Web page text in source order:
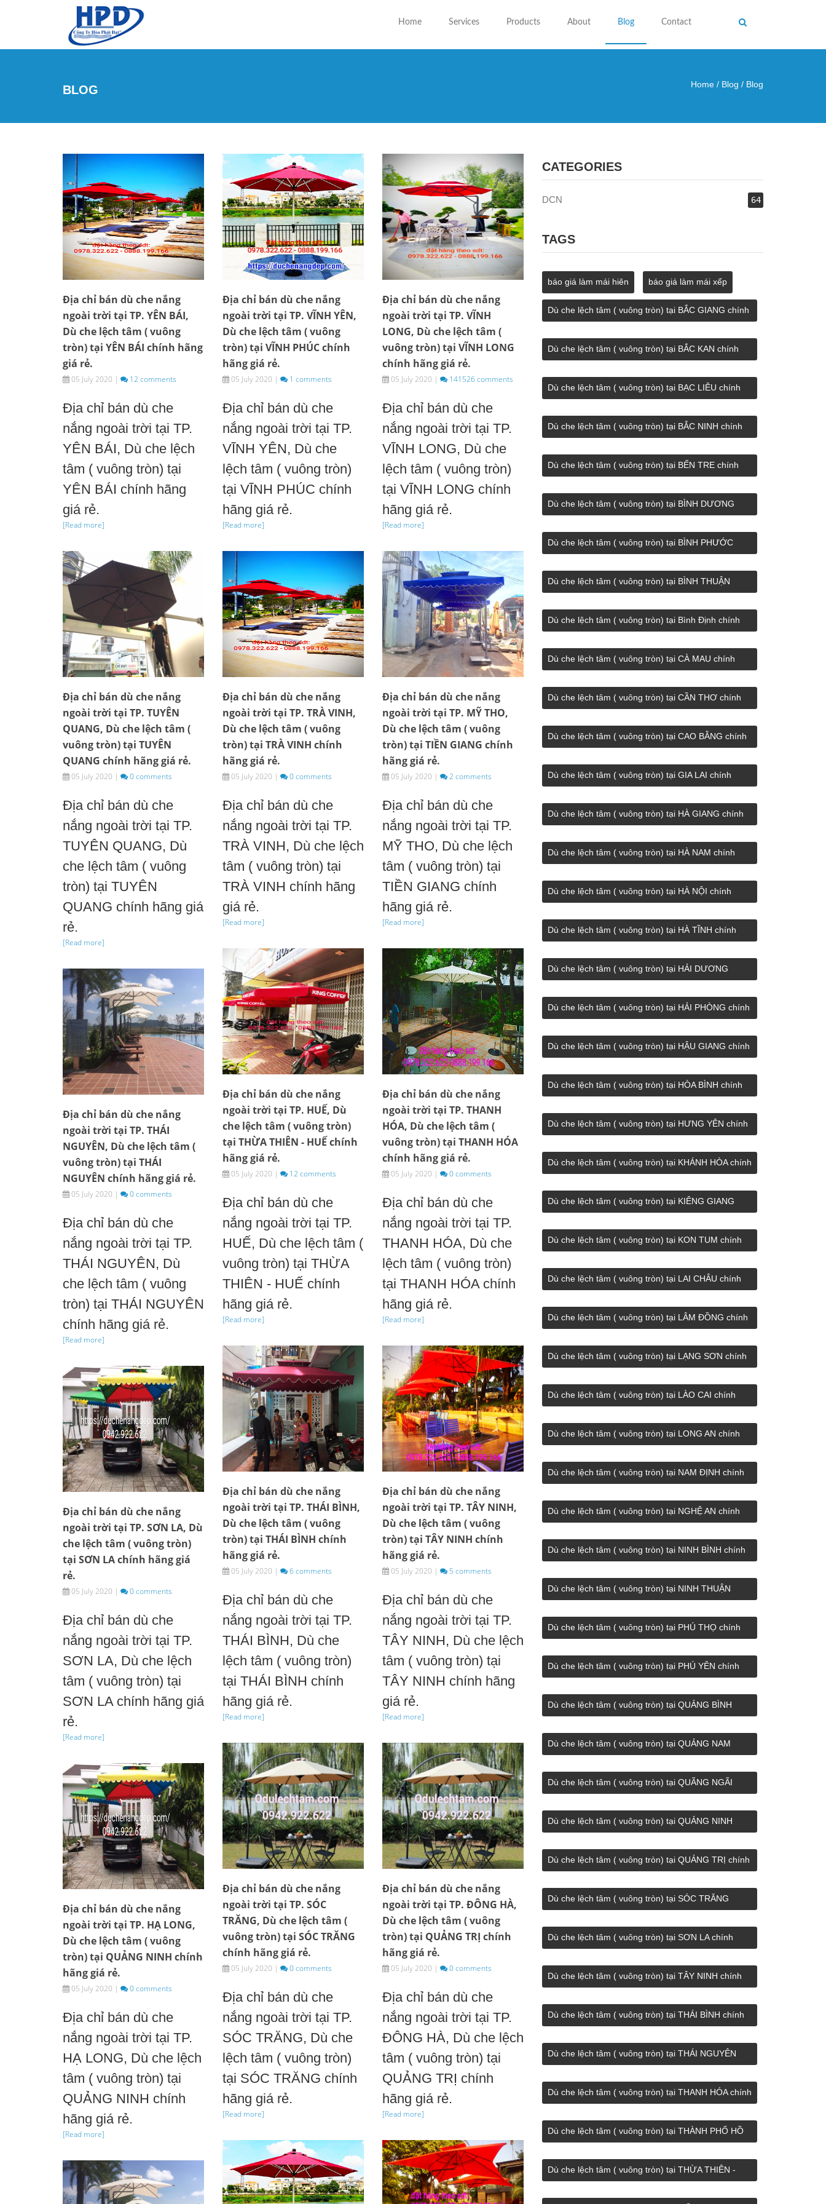
Skip to main content
Home Services Products About Blog Contact
BLOG Home / Blog / Blog
Địa chỉ bán dù che nắng
ngoài trời tại TP. YÊN BÁI,
Dù che lệch tâm ( vuông
tròn) tại YÊN BÁI chính hãng
giá rẻ.
05 July 2020 | 12 comments
Địa chỉ bán dù che
nắng ngoài trời tại TP.
YÊN BÁI, Dù che lệch
tâm ( vuông tròn) tại
YÊN BÁI chính hãng
giá rẻ.
[Read more]
Địa chỉ bán dù che nắng
ngoài trời tại TP. VĨNH YÊN,
Dù che lệch tâm ( vuông
tròn) tại VĨNH PHÚC chính
hãng giá rẻ.
05 July 2020 | 1 comments
Địa chỉ bán dù che
nắng ngoài trời tại TP.
VĨNH YÊN, Dù che
lệch tâm ( vuông tròn)
tại VĨNH PHÚC chính
hãng giá rẻ.
[Read more]
Địa chỉ bán dù che nắng
ngoài trời tại TP. VĨNH
LONG, Dù che lệch tâm (
vuông tròn) tại VĨNH LONG
chính hãng giá rẻ.
05 July 2020 | 141526 comments
Địa chỉ bán dù che
nắng ngoài trời tại TP.
VĨNH LONG, Dù che
lệch tâm ( vuông tròn)
tại VĨNH LONG chính
hãng giá rẻ.
[Read more]
Địa chỉ bán dù che nắng
ngoài trời tại TP. TUYÊN
QUANG, Dù che lệch tâm (
vuông tròn) tại TUYÊN
QUANG chính hãng giá rẻ.
05 July 2020 | 0 comments
Địa chỉ bán dù che
nắng ngoài trời tại TP.
TUYÊN QUANG, Dù
che lệch tâm ( vuông
tròn) tại TUYÊN
QUANG chính hãng giá
rẻ.
[Read more]
Địa chỉ bán dù che nắng
ngoài trời tại TP. TRÀ VINH,
Dù che lệch tâm ( vuông
tròn) tại TRÀ VINH chính
hãng giá rẻ.
05 July 2020 | 0 comments
Địa chỉ bán dù che
nắng ngoài trời tại TP.
TRÀ VINH, Dù che lệch
tâm ( vuông tròn) tại
TRÀ VINH chính hãng
giá rẻ.
[Read more]
Địa chỉ bán dù che nắng
ngoài trời tại TP. MỸ THO,
Dù che lệch tâm ( vuông
tròn) tại TIỀN GIANG chính
hãng giá rẻ.
05 July 2020 | 2 comments
Địa chỉ bán dù che
nắng ngoài trời tại TP.
MỸ THO, Dù che lệch
tâm ( vuông tròn) tại
TIỀN GIANG chính
hãng giá rẻ.
[Read more]
Địa chỉ bán dù che nắng
ngoài trời tại TP. HUẾ, Dù
che lệch tâm ( vuông tròn)
tại THỪA THIÊN - HUẾ chính
hãng giá rẻ.
05 July 2020 | 12 comments
Địa chỉ bán dù che
nắng ngoài trời tại TP.
HUẾ, Dù che lệch tâm (
vuông tròn) tại THỪA
THIÊN - HUẾ chính
hãng giá rẻ.
[Read more]
Địa chỉ bán dù che nắng
ngoài trời tại TP. THANH
HÓA, Dù che lệch tâm (
vuông tròn) tại THANH HÓA
chính hãng giá rẻ.
05 July 2020 | 0 comments
Địa chỉ bán dù che
nắng ngoài trời tại TP.
THANH HÓA, Dù che
lệch tâm ( vuông tròn)
tại THANH HÓA chính
hãng giá rẻ.
[Read more]
Địa chỉ bán dù che nắng
ngoài trời tại TP. THÁI
NGUYÊN, Dù che lệch tâm (
vuông tròn) tại THÁI
NGUYÊN chính hãng giá rẻ.
05 July 2020 | 0 comments
Địa chỉ bán dù che
nắng ngoài trời tại TP.
THÁI NGUYÊN, Dù
che lệch tâm ( vuông
tròn) tại THÁI NGUYÊN
chính hãng giá rẻ.
[Read more]
Địa chỉ bán dù che nắng
ngoài trời tại TP. THÁI BÌNH,
Dù che lệch tâm ( vuông
tròn) tại THÁI BÌNH chính
hãng giá rẻ.
05 July 2020 | 6 comments
Địa chỉ bán dù che
nắng ngoài trời tại TP.
THÁI BÌNH, Dù che
lệch tâm ( vuông tròn)
tại THÁI BÌNH chính
hãng giá rẻ.
[Read more]
Địa chỉ bán dù che nắng
ngoài trời tại TP. TÂY NINH,
Dù che lệch tâm ( vuông
tròn) tại TÂY NINH chính
hãng giá rẻ.
05 July 2020 | 5 comments
Địa chỉ bán dù che
nắng ngoài trời tại TP.
TÂY NINH, Dù che lệch
tâm ( vuông tròn) tại
TÂY NINH chính hãng
giá rẻ.
[Read more]
Địa chỉ bán dù che nắng
ngoài trời tại TP. SƠN LA, Dù
che lệch tâm ( vuông tròn)
tại SƠN LA chính hãng giá
rẻ.
05 July 2020 | 0 comments
Địa chỉ bán dù che
nắng ngoài trời tại TP.
SƠN LA, Dù che lệch
tâm ( vuông tròn) tại
SƠN LA chính hãng giá
rẻ.
[Read more]
Địa chỉ bán dù che nắng
ngoài trời tại TP. SÓC
TRĂNG, Dù che lệch tâm (
vuông tròn) tại SÓC TRĂNG
chính hãng giá rẻ.
05 July 2020 | 0 comments
Địa chỉ bán dù che
nắng ngoài trời tại TP.
SÓC TRĂNG, Dù che
lệch tâm ( vuông tròn)
tại SÓC TRĂNG chính
hãng giá rẻ.
[Read more]
Địa chỉ bán dù che nắng
ngoài trời tại TP. ĐÔNG HÀ,
Dù che lệch tâm ( vuông
tròn) tại QUẢNG TRỊ chính
hãng giá rẻ.
05 July 2020 | 0 comments
Địa chỉ bán dù che
nắng ngoài trời tại TP.
ĐÔNG HÀ, Dù che lệch
tâm ( vuông tròn) tại
QUẢNG TRỊ chính
hãng giá rẻ.
[Read more]
Địa chỉ bán dù che nắng
ngoài trời tại TP. HẠ LONG,
Dù che lệch tâm ( vuông
tròn) tại QUẢNG NINH chính
hãng giá rẻ.
05 July 2020 | 0 comments
Địa chỉ bán dù che
nắng ngoài trời tại TP.
HẠ LONG, Dù che lệch
tâm ( vuông tròn) tại
QUẢNG NINH chính
hãng giá rẻ.
[Read more]
CATEGORIES
DCN 64
TAGS
báo giá làm mái hiên báo giá làm mái xếp
Dù che lệch tâm ( vuông tròn) tại BẮC GIANG chính
Dù che lệch tâm ( vuông tròn) tại BẮC KAN chính
Dù che lệch tâm ( vuông tròn) tại BẠC LIÊU chính
Dù che lệch tâm ( vuông tròn) tại BẮC NINH chính
Dù che lệch tâm ( vuông tròn) tại BẾN TRE chính
Dù che lệch tâm ( vuông tròn) tại BÌNH DƯƠNG
Dù che lệch tâm ( vuông tròn) tại BÌNH PHƯỚC
Dù che lệch tâm ( vuông tròn) tại BÌNH THUẬN
Dù che lệch tâm ( vuông tròn) tại Bình Định chính
Dù che lệch tâm ( vuông tròn) tại CÀ MAU chính
Dù che lệch tâm ( vuông tròn) tại CẦN THƠ chính
Dù che lệch tâm ( vuông tròn) tại CAO BẰNG chính
Dù che lệch tâm ( vuông tròn) tại GIA LAI chính
Dù che lệch tâm ( vuông tròn) tại HÀ GIANG chính
Dù che lệch tâm ( vuông tròn) tại HÀ NAM chính
Dù che lệch tâm ( vuông tròn) tại HÀ NỘI chính
Dù che lệch tâm ( vuông tròn) tại HÀ TĨNH chính
Dù che lệch tâm ( vuông tròn) tại HẢI DƯƠNG
Dù che lệch tâm ( vuông tròn) tại HẢI PHÒNG chính
Dù che lệch tâm ( vuông tròn) tại HẬU GIANG chính
Dù che lệch tâm ( vuông tròn) tại HÒA BÌNH chính
Dù che lệch tâm ( vuông tròn) tại HƯNG YÊN chính
Dù che lệch tâm ( vuông tròn) tại KHÁNH HÒA chính
Dù che lệch tâm ( vuông tròn) tại KIÊNG GIANG
Dù che lệch tâm ( vuông tròn) tại KON TUM chính
Dù che lệch tâm ( vuông tròn) tại LAI CHÂU chính
Dù che lệch tâm ( vuông tròn) tại LÂM ĐỒNG chính
Dù che lệch tâm ( vuông tròn) tại LẠNG SƠN chính
Dù che lệch tâm ( vuông tròn) tại LÀO CAI chính
Dù che lệch tâm ( vuông tròn) tại LONG AN chính
Dù che lệch tâm ( vuông tròn) tại NAM ĐỊNH chính
Dù che lệch tâm ( vuông tròn) tại NGHỆ AN chính
Dù che lệch tâm ( vuông tròn) tại NINH BÌNH chính
Dù che lệch tâm ( vuông tròn) tại NINH THUẬN
Dù che lệch tâm ( vuông tròn) tại PHÚ THỌ chính
Dù che lệch tâm ( vuông tròn) tại PHÚ YÊN chính
Dù che lệch tâm ( vuông tròn) tại QUẢNG BÌNH
Dù che lệch tâm ( vuông tròn) tại QUẢNG NAM
Dù che lệch tâm ( vuông tròn) tại QUÃNG NGÃI
Dù che lệch tâm ( vuông tròn) tại QUẢNG NINH
Dù che lệch tâm ( vuông tròn) tại QUẢNG TRỊ chính
Dù che lệch tâm ( vuông tròn) tại SÓC TRĂNG
Dù che lệch tâm ( vuông tròn) tại SƠN LA chính
Dù che lệch tâm ( vuông tròn) tại TÂY NINH chính
Dù che lệch tâm ( vuông tròn) tại THÁI BÌNH chính
Dù che lệch tâm ( vuông tròn) tại THÁI NGUYÊN
Dù che lệch tâm ( vuông tròn) tại THANH HÓA chính
Dù che lệch tâm ( vuông tròn) tại THÀNH PHỐ HỒ
Dù che lệch tâm ( vuông tròn) tại THỪA THIÊN -